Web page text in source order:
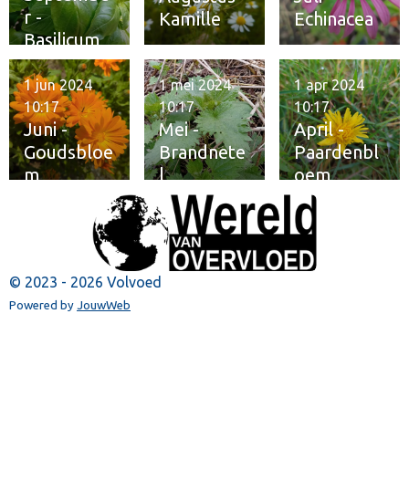
r -
Basilicum
Kamille
Echinacea
Juni -
Goudsbloe
m
1 jun 2024
10:17
Mei -
Brandnete
l
1 mei 2024
10:17
April -
Paardenbl
oem
1 apr 2024
10:17
© 2023 - 2026 Volvoed
Powered by JouwWeb